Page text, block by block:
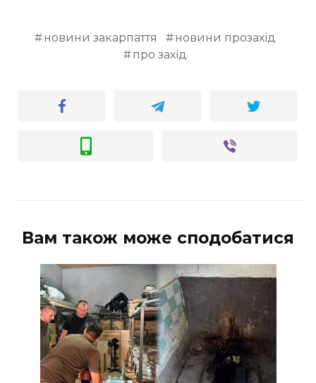
новини закарпаття
новини прозахід
про захід
Вам також може сподобатися